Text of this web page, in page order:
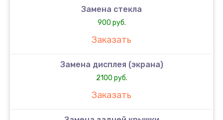
Замена стекла
900 руб.
Заказать
Замена дисплея (экрана)
2100 руб.
Заказать